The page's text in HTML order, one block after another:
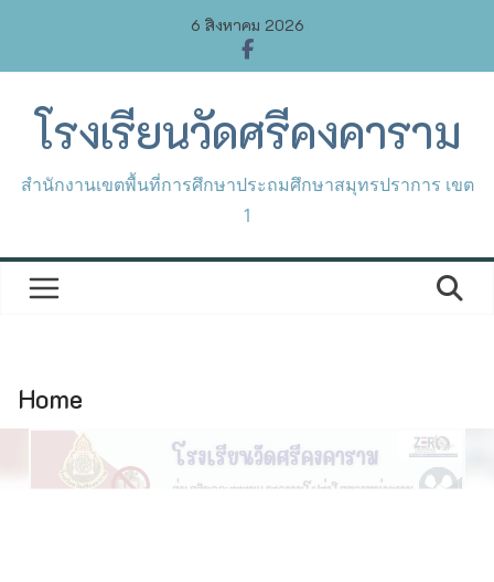
content
6 สิงหาคม 2026
โรงเรียนวัดศรีคงคาราม
สำนักงานเขตพื้นที่การศึกษาประถมศึกษาสมุทรปราการ เขต
1
Home